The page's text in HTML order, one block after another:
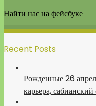
Найти нас на фейсбуке
Recent Posts
Рожденные 26
карьера,